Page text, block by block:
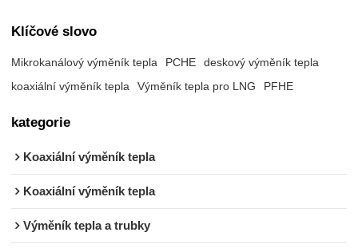
Klíčové slovo
Mikrokanálový výměník tepla PCHE
deskový výměník tepla
koaxiální výměník tepla
Výměník tepla pro LNG PFHE
kategorie
Koaxiální výměník tepla
Koaxiální výměník tepla
Výměník tepla a trubky